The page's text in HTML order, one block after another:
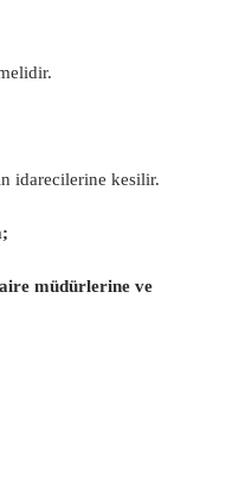
idarecilerine kesilir.
müdürlerine ve